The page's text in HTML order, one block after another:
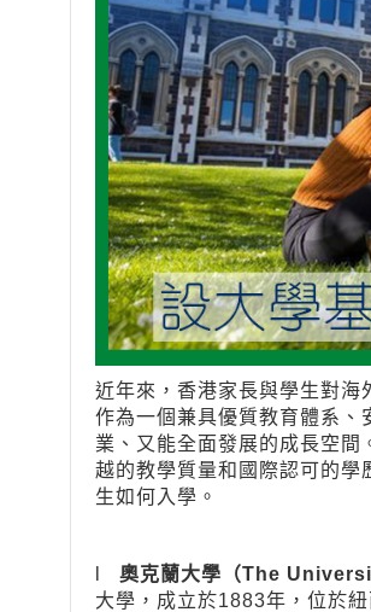
近年來，香港家長與學生對海
作為一個兼具優質教育體系、
業、又能全面發展的成長空
越的教學質量和國際認可的學
生如何入學。
奧克蘭大學（The
大學，成立於1883年，位於